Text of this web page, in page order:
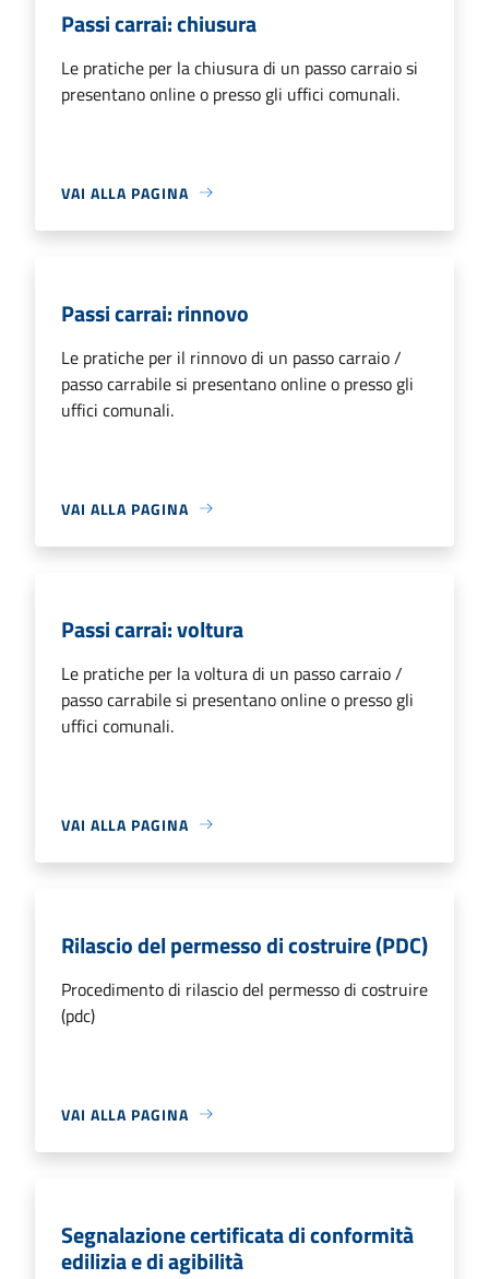
Passi carrai: chiusura
Le pratiche per la chiusura di un passo carraio si
presentano online o presso gli uffici comunali.
VAI ALLA PAGINA
Passi carrai: rinnovo
Le pratiche per il rinnovo di un passo carraio /
passo carrabile si presentano online o presso gli
uffici comunali.
VAI ALLA PAGINA
Passi carrai: voltura
Le pratiche per la voltura di un passo carraio /
passo carrabile si presentano online o presso gli
uffici comunali.
VAI ALLA PAGINA
Rilascio del permesso di costruire (PDC)
Procedimento di rilascio del permesso di costruire
(pdc)
VAI ALLA PAGINA
Segnalazione certificata di conformità
edilizia e di agibilità